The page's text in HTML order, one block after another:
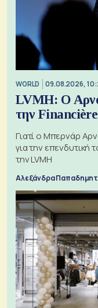
WORLD 09.08.2026,
LVMH: Ο
την
Γιατί ο Μπερνάρ
για την επενδυτική
την LVMH
Αλεξάνδρα